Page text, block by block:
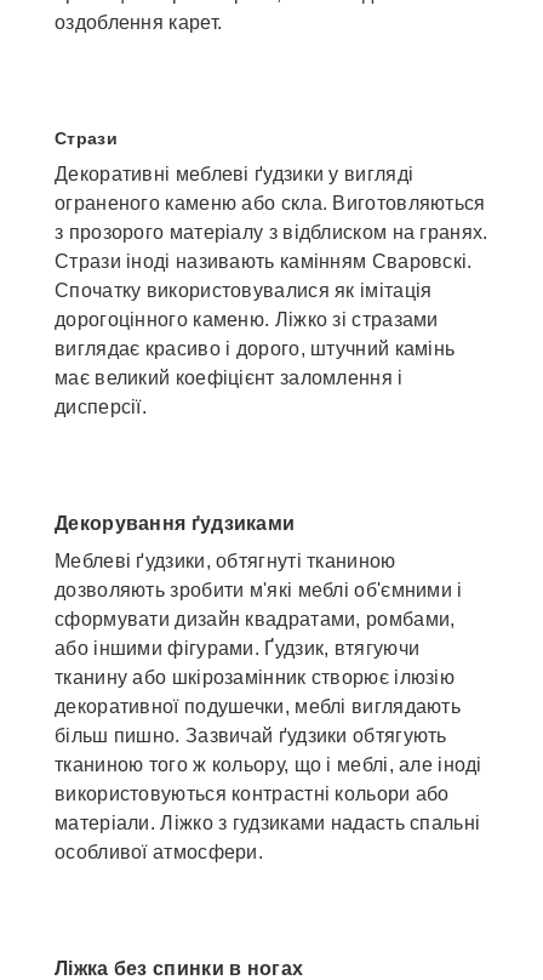
оздоблення карет.
Стрази
Декоративні меблеві ґудзики у вигляді
ограненого каменю або скла. Виготовляються
з прозорого матеріалу з відблиском на гранях.
Стрази іноді називають камінням Сваровскі.
Спочатку використовувалися як імітація
дорогоцінного каменю. Ліжко зі стразами
виглядає красиво і дорого, штучний камінь
має великий коефіцієнт заломлення і
дисперсії.
Декорування ґудзиками
Меблеві ґудзики, обтягнуті тканиною
дозволяють зробити м'які меблі об'ємними і
сформувати дизайн квадратами, ромбами,
або іншими фігурами. Ґудзик, втягуючи
тканину або шкірозамінник створює ілюзію
декоративної подушечки, меблі виглядають
більш пишно. Зазвичай ґудзики обтягують
тканиною того ж кольору, що і меблі, але іноді
використовуються контрастні кольори або
матеріали. Ліжко з гудзиками надасть спальні
особливої атмосфери.
Ліжка без спинки в ногах